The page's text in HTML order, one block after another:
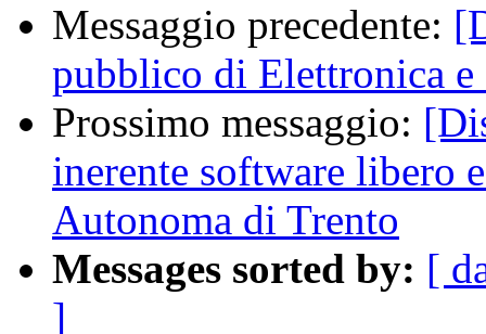
Messaggio precedente:
pubblico di Elettronica
Prossimo messaggio:
inerente software libero
Autonoma di Trento
Messages sorted by: [
]